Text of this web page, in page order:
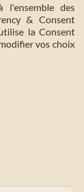
l'ensemble des
& Consent
la Consent
vos choix